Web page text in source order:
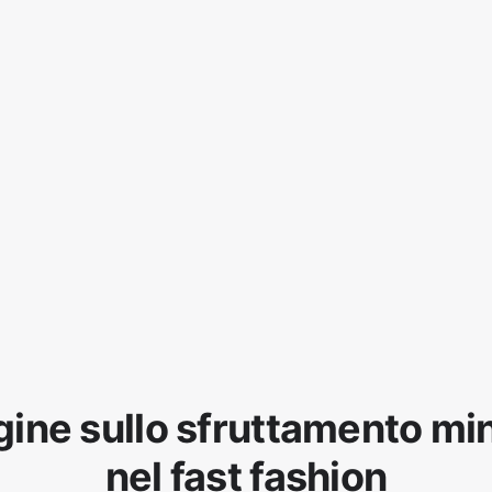
sullo sfruttamento
nel fast fashion